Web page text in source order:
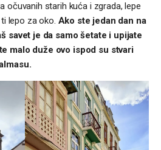
očuvanih starih kuća i zgrada, lepe
lepo za oko. Ako ste jedan dan na
savet je da samo šetate i upijate
malo duže ovo ispod su stvari